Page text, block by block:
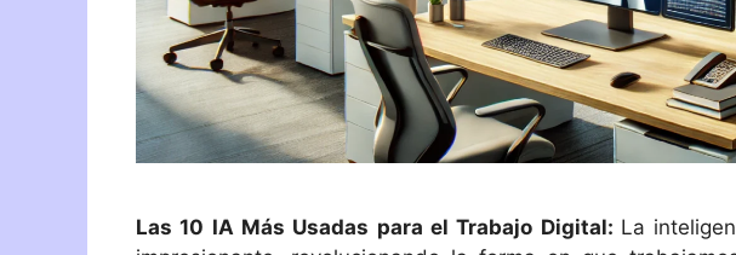
Las 10 IA Más Usadas para el Trabajo Digital: La